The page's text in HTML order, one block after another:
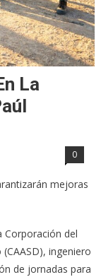
La
0
mejoras
Corporación del
ingeniero
de jornadas para